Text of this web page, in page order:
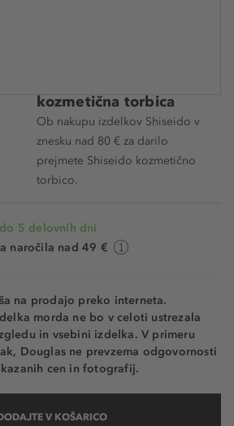
kozmetična torbica
Ob nakupu izdelkov Shiseido v
znesku nad 80 € za darilo
prejmete Shiseido kozmetično
torbico.
5 delovnih dni
naročila nad 49 €
na prodajo preko interneta.
morda ne bo v celoti ustrezala
in vsebini izdelka. V primeru
Douglas ne prevzema odgovornosti
cen in fotografij.
V KOŠARICO